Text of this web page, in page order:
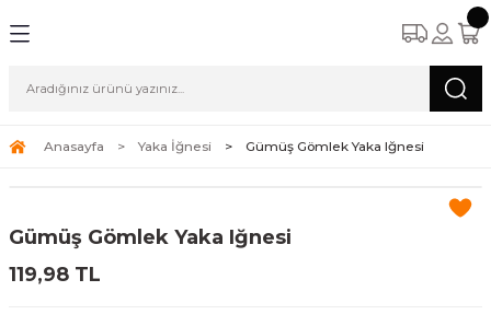
Anasayfa Yaka İğnesi Gümüş Gömlek Yaka Iğnesi
Gümüş Gömlek Yaka Iğnesi
119,98 TL